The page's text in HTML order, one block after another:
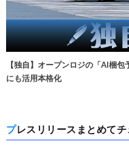
【独自】オープンロジの「AI梱
にも活用本格化
プレスリリースまとめて